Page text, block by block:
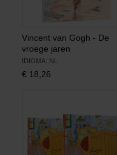
Vincent van Gogh - De
vroege jaren
IDIOMA: NL
€ 18,26